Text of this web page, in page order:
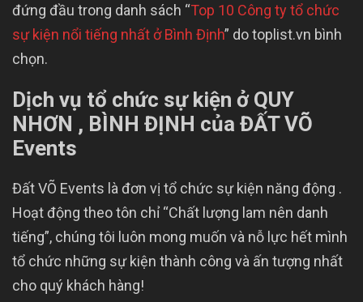
đứng đầu trong danh sách “Top 10 Công ty tổ chức
sự kiện nổi tiếng nhất ở Bình Định” do toplist.vn bình
chọn.
Dịch vụ tổ chức sự kiện ở QUY
NHƠN , BÌNH ĐỊNH của ĐẤT VÕ
Events
Đất VÕ Events là đơn vị tổ chức sự kiện năng động .
Hoạt động theo tôn chỉ “Chất lượng lam nên danh
tiếng”, chúng tôi luôn mong muốn và nỗ lực hết mình
tổ chức những sự kiện thành công và ấn tượng nhất
cho quý khách hàng!